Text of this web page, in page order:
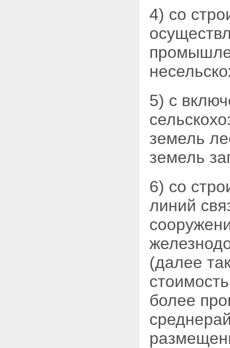
4) со
5) с
земель
земель
6) со
линий
(далее
более